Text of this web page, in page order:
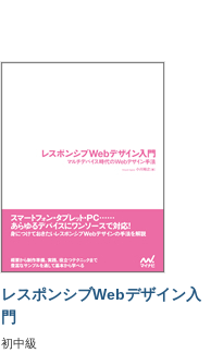
レスポンシブWebデザイン入
門
初中級